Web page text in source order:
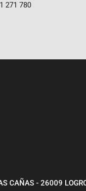
271 780
CAÑAS - 26009